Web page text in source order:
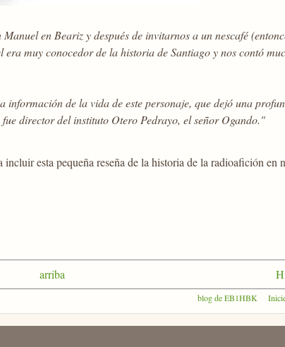
en Beariz y después de invitarnos a un nescafé
muy conocedor de la historia de Santiago y nos contó
de la vida de este personaje, que dejó una
director del instituto Otero Pedrayo, el señor Ogando."
esta pequeña reseña de la historia de la radioafición en
arriba
blog de EB1HBK